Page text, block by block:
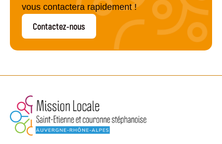
vous contactera rapidement !
Contactez-nous